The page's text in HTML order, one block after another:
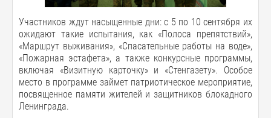
Участников ждут насыщенные дни: с 5 по 10 сентября их
ожидают такие испытания, как «Полоса препятствий»,
«Маршрут выживания», «Спасательные работы на воде»,
«Пожарная эстафета», а также конкурсные программы,
включая «Визитную карточку» и «Стенгазету». Особое
место в программе займет патриотическое мероприятие,
посвященное памяти жителей и защитников блокадного
Ленинграда.